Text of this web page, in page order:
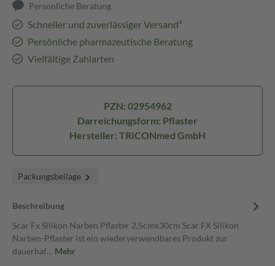
Persönliche Beratung
Schneller und zuverlässiger Versand³
Persönliche pharmazeutische Beratung
Vielfältige Zahlarten
PZN: 02954962
Darreichungsform: Pflaster
Hersteller: TRICONmed GmbH
Packungsbeilage
Beschreibung
Scar Fx Silikon Narben Pflaster 2,5cmx30cm Scar FX Silikon
Narben-Pflaster ist ein wiederverwendbares Produkt zur
dauerhaf… Mehr